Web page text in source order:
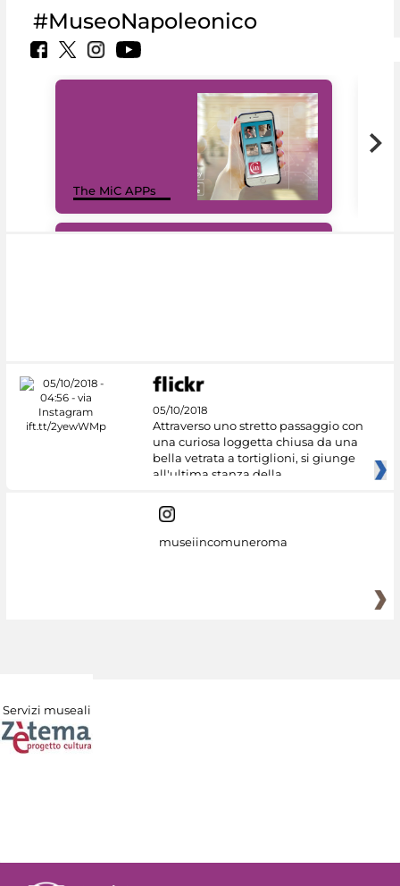
#MuseoNapoleonico
The MiC APPs
05/10/2018
Attraverso uno stretto passaggio con
una curiosa loggetta chiusa da una
bella vetrata a tortiglioni, si giunge
all'ultima stanza della
museiincomuneroma
Servizi museali